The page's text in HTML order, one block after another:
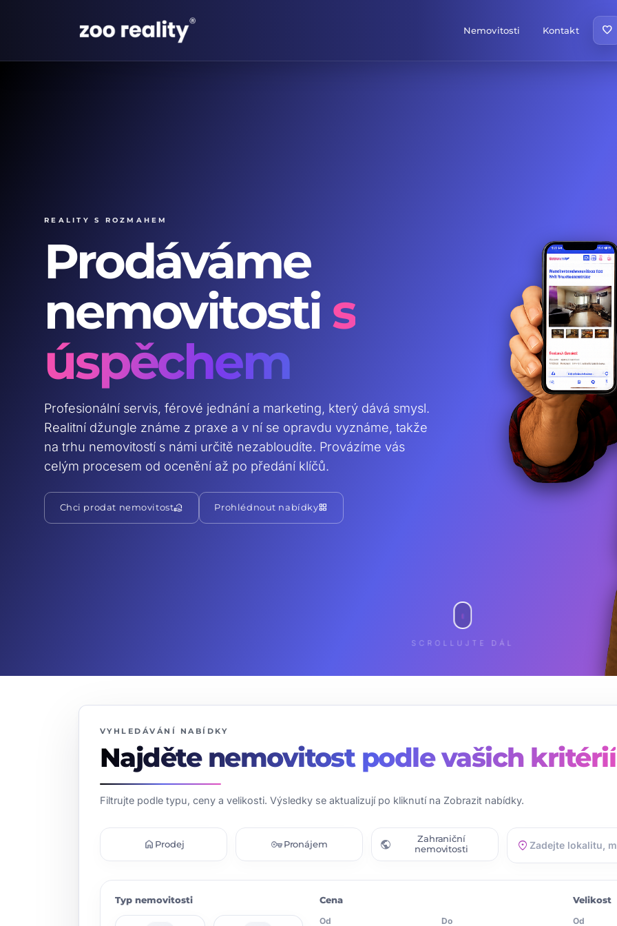
Nemovitosti Kontakt favorite
Reality s rozmahem
Prodáváme
nemovitostis
úspěchem
Profesionální servis, férové jednání a marketing, který dává smysl.
Realitní džungle známe z praxe a v ní se opravdu vyznáme, takže
na trhu nemovitostí s námi určitě nezabloudíte. Provázíme vás
celým procesem od ocenění až po předání klíčů.
Chci prodat nemovitostreal_estate_agent Prohlédnout nabídkygrid_view
SCROLLUJTE DÁL
VYHLEDÁVÁNÍ NABÍDKY
Najděte nemovitost podle vašich kritérií
Filtrujte podle typu, ceny a velikosti. Výsledky se aktualizují po kliknutí na Zobrazit nabídky.
home Prodej vpn_keyPronájem public
Zahraniční
nemovitosti
location_on
Typ nemovitosti Cena
Od Do
Velikost
Od